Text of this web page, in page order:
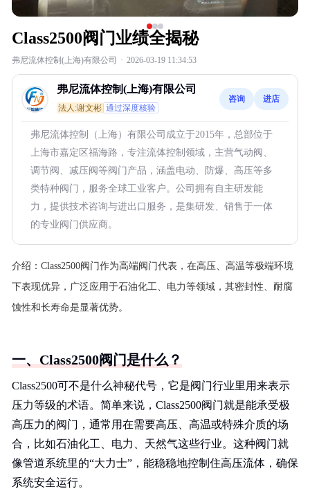
Class2500阀门业绩全揭秘
弗尼流体控制(上海)有限公司 · 2026-03-19 11:34:53
弗尼流体控制(上海)有限公司
法人:谢文彬 通过深度核验
咨询 进店
弗尼流体控制（上海）有限公司成立于2015年，总部位于
上海市嘉定区福海路，专注流体控制领域，主营气动阀、
调节阀、减压阀等阀门产品，涵盖电动、防爆、高压等多
类特种阀门，服务全球工业客户。公司拥有自主研发能
力，提供技术咨询与进出口服务，是集研发、销售于一体
的专业阀门供应商。
介绍： Class2500阀门作为高端阀门代表，在高压、高温等极端环境
下表现优异，广泛应用于石油化工、电力等领域，其密封性、耐腐
蚀性和长寿命是显著优势。
一、Class2500阀门是什么？
Class2500可不是什么神秘代号，它是阀门行业里用来表示
压力等级的术语。简单来说，Class2500阀门就是能承受极
高压力的阀门，通常用在需要高压、高温或特殊介质的场
合，比如石油化工、电力、天然气这些行业。这种阀门就
像管道系统里的“大力士”，能稳稳地控制住高压流体，确保
系统安全运行。